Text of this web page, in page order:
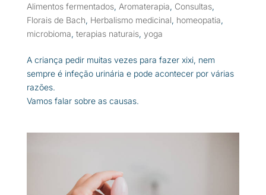
Alimentos fermentados, Aromaterapia, Consultas,
Florais de Bach, Herbalismo medicinal, homeopatia,
microbioma, terapias naturais, yoga
A criança pedir muitas vezes para fazer xixi, nem
sempre é infeção urinária e pode acontecer por várias
razões.
Vamos falar sobre as causas.